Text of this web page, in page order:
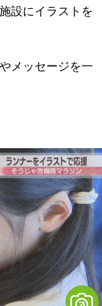
設にイラストを
メッセージを一